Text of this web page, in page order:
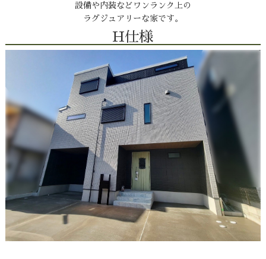
設備や内装などワンランク上の
ラグジュアリーな家です。
H仕様